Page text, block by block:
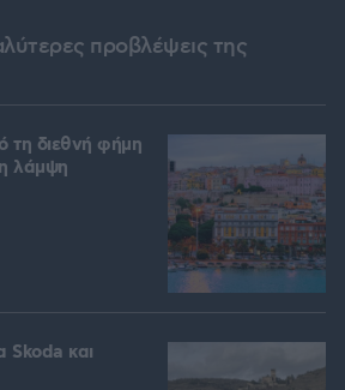
προβλέψεις της
τη διεθνή φήμη
λάμψη
Skoda και